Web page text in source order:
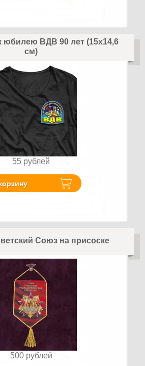
юбилею ВДВ 90 лет (15х14,6
см)
55 рублей
Союз на присоске
500 рублей